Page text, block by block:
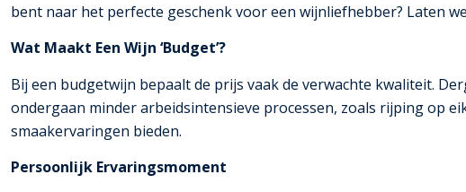
bent naar het perfecte geschenk voor een wijnliefhebber? Laten
Wat Maakt Een Wijn ‘Budget’?
Bij een budgetwijn bepaalt de prijs vaak de verwachte kwaliteit.
ondergaan minder arbeidsintensieve processen, zoals rijping op
smaakervaringen bieden.
Persoonlijk Ervaringsmoment